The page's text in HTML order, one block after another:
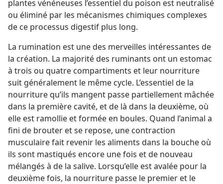
plantes vénéneuses l’essentiel du poison est neutralisé
ou éliminé par les mécanismes chimiques complexes
de ce processus digestif plus long.
La rumination est une des merveilles intéressantes de
la création. La majorité des ruminants ont un estomac
à trois ou quatre compartiments et leur nourriture
suit généralement le même cycle. L’essentiel de la
nourriture qu’ils mangent passe partiellement mâchée
dans la première cavité, et de là dans la deuxième, où
elle est ramollie et formée en boules. Quand l’animal a
fini de brouter et se repose, une contraction
musculaire fait revenir les aliments dans la bouche où
ils sont mastiqués encore une fois et de nouveau
mélangés à de la salive. Lorsqu’elle est avalée pour la
deuxième fois, la nourriture passe le premier et le